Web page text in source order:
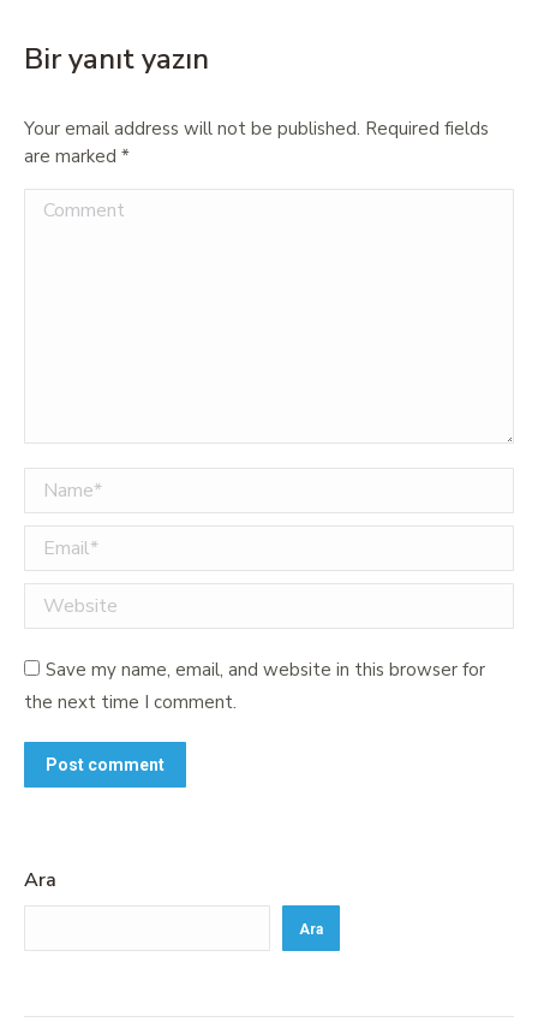
Bir yanıt yazın
Your email address will not be published. Required fields
are marked *
Comment
Name *
Email *
Website
Save my name, email, and website in this browser for
the next time I comment.
Post comment
Ara
Ara